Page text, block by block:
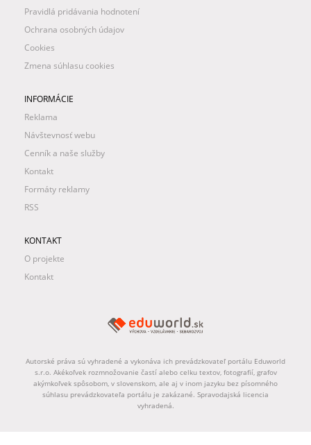
Pravidlá pridávania hodnotení
Ochrana osobných údajov
Cookies
Zmena súhlasu cookies
INFORMÁCIE
Reklama
Návštevnosť webu
Cenník a naše služby
Kontakt
Formáty reklamy
RSS
KONTAKT
O projekte
Kontakt
Autorské práva sú vyhradené a vykonáva ich prevádzkovateľ portálu Eduworld
s.r.o. Akékoľvek rozmnožovanie častí alebo celku textov, fotografií, grafov
akýmkoľvek spôsobom, v slovenskom, ale aj v inom jazyku bez písomného
súhlasu prevádzkovateľa portálu je zakázané. Spravodajská licencia
vyhradená.